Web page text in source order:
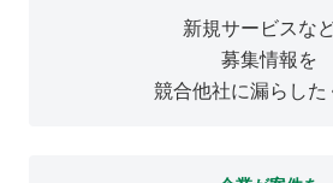
新規サービスな
募集情報を
競合他社に漏らした